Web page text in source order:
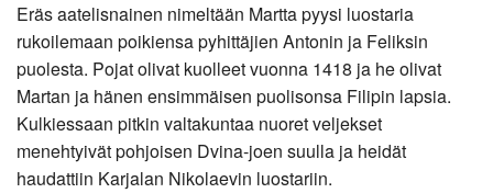
Eräs aatelisnainen nimeltään Martta pyysi luostaria
rukoilemaan poikiensa pyhittäjien Antonin ja Feliksin
puolesta. Pojat olivat kuolleet vuonna 1418 ja he olivat
Martan ja hänen ensimmäisen puolisonsa Filipin lapsia.
Kulkiessaan pitkin valtakuntaa nuoret veljekset
menehtyivät pohjoisen Dvina-joen suulla ja heidät
haudattiin Karjalan Nikolaevin luostariin.